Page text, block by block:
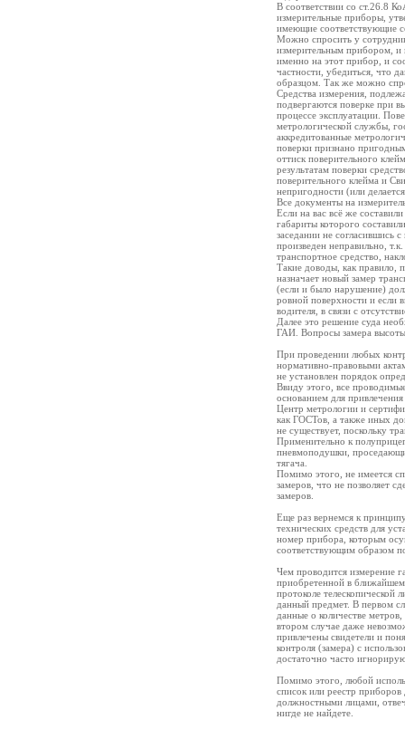
В соответствии со ст.26.8
измерительные приборы,
имеющие соответствующие
Можно спросить у
измерительным прибором, и
именно на этот прибор, и
частности, убедиться, что
образцом. Так же можно
Средства измерения,
подвергаются поверке при
процессе эксплуатации.
метрологической службы,
аккредитованные
поверки признано
оттиск поверительного
результатам поверки
поверительного клейма и
непригодности (или
Все документы на
Если на вас всё же
габариты которого
заседании не согласившись
произведен неправильно,
транспортное средство,
Такие доводы, как правило,
назначает новый замер
(если и было нарушение)
ровной поверхности и если
водителя, в связи с
Далее это решение суда
ГАИ. Вопросы замера
При проведении любых
нормативно-правовыми
не установлен порядок
Ввиду этого, все
основанием для
Центр метрологии и
как ГОСТов, а также иных
не существует, поскольку
Применительно к
пневмоподушки,
тягача.
Помимо этого, не имеется
замеров, что не позволяет
замеров.
Еще раз вернемся к
технических средств для
номер прибора, которым
соответствующим образом
Чем проводится измерение
приобретенной в
протоколе телескопической
данный предмет. В первом
данные о количестве
втором случае даже
привлечены свидетели и
контроля (замера) с
достаточно часто
Помимо этого, любой
список или реестр
должностными лицами,
нигде не найдете.